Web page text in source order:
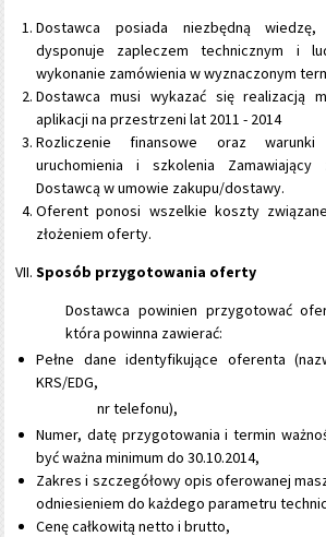
Dostawca posiada niezbędną
dysponuje zapleczem technicznym i
wykonanie zamówienia w wyznaczonym
Dostawca musi wykazać się realizacją
aplikacji na przestrzeni lat 2011 - 2014
Rozliczenie finansowe oraz warunki
uruchomienia i szkolenia
Dostawcą w umowie zakupu/dostawy.
Oferent ponosi wszelkie koszty
złożeniem oferty.
Sposób przygotowania oferty
Dostawca powinien przygotować
która powinna zawierać:
Pełne dane identyfikujące oferenta
KRS/EDG,
nr telefonu),
Numer, datę przygotowania i termin
być ważna minimum do 30.10.2014,
Zakres i szczegółowy opis oferowanej
odniesieniem do każdego parametru
Cenę całkowitą netto i brutto,